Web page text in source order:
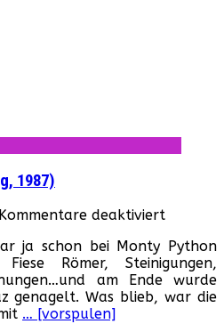
1987)
Kommentare deaktiviertfür
Condors
1987)
ja schon bei Monty Python
Fiese Römer, Steinigungen,
am Ende wurde
genagelt. Was blieb, war die
… [vorspulen]